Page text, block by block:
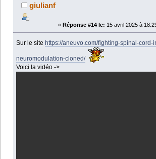
giulianf
« Réponse #14 le: 15 avril 2025 à
Sur le site https://aneuvo.com/fighting-spinal-
neuromodulation-cloned/
Voici la vidéo ->